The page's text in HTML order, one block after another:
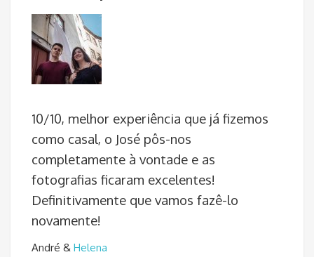
10/10, melhor experiência que já fizemos
como casal, o José pôs-nos
completamente à vontade e as
fotografias ficaram excelentes!
Definitivamente que vamos fazê-lo
novamente!
André & Helena